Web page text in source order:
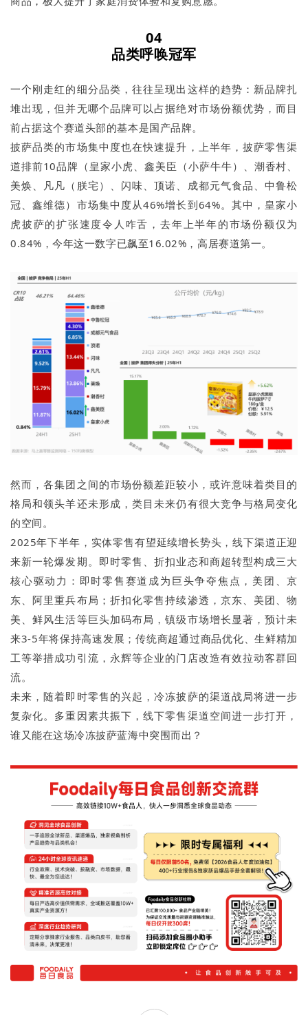
04
品类呼唤冠军
一个刚走红的细分品类，往往呈现出这样的趋势：新品牌扎
堆出现，但并无哪个品牌可以占据绝对市场份额优势，而目
前占据这个赛道头部的基本是国产品牌。
披萨品类的市场集中度也在快速提升，上半年，披萨零售渠
道排前10品牌（皇家小虎、鑫美臣（小萨牛牛）、潮香村、
美焕、凡凡（朕宅）、闪味、顶诺、成都元气食品、中鲁松
冠、鑫维德）市场集中度从46%增长到64%。其中，皇家小
虎披萨的扩张速度令人咋舌，去年上半年的市场份额仅为
0.84%，今年这一数字已飙至16.02%，高居赛道第一。
然而，各集团之间的市场份额差距较小，或许意味着类目的
格局和领头羊还未形成，类目未来仍有很大竞争与格局变化
的空间。
2025年下半年，实体零售有望延续增长势头，线下渠道正迎
来新一轮爆发期。即时零售、折扣业态和商超转型构成三大
核心驱动力：即时零售赛道成为巨头争夺焦点，美团、京
东、阿里重兵布局；折扣化零售持续渗透，京东、美团、物
美、鲜风生活等巨头加码布局，镇级市场增长显著，预计未
来3-5年将保持高速发展；传统商超通过商品优化、生鲜精加
工等举措成功引流，永辉等企业的门店改造有效拉动客群回
流。
未来，随着即时零售的兴起，冷冻披萨的渠道战局将进一步
复杂化。多重因素共振下，线下零售渠道空间进一步打开，
谁又能在这场冷冻披萨蓝海中突围而出？